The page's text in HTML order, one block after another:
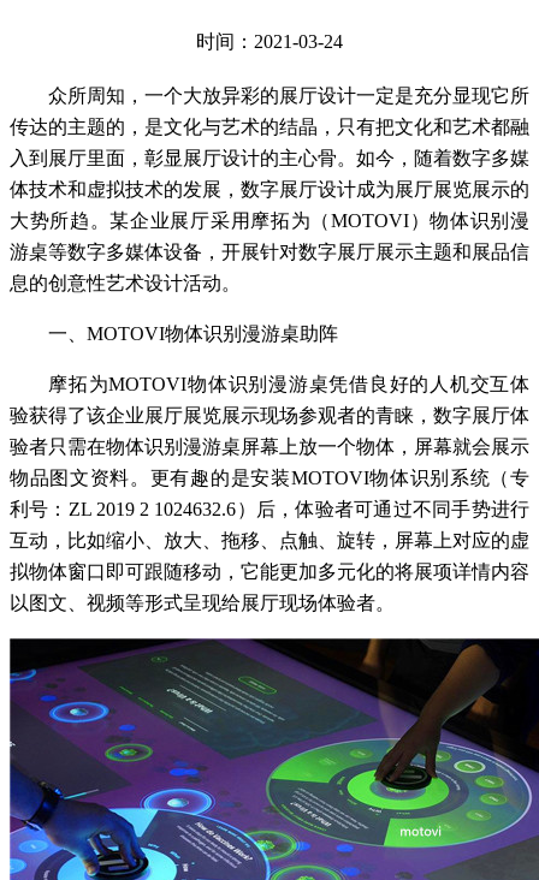
时间：2021-03-24
众所周知，一个大放异彩的展厅设计一定是充分显现它所
传达的主题的，是文化与艺术的结晶，只有把文化和艺术都融
入到展厅里面，彰显展厅设计的主心骨。如今，随着数字多媒
体技术和虚拟技术的发展，数字展厅设计成为展厅展览展示的
大势所趋。某企业展厅采用摩拓为（MOTOVI）物体识别漫
游桌等数字多媒体设备，开展针对数字展厅展示主题和展品信
息的创意性艺术设计活动。
一、MOTOVI物体识别漫游桌助阵
摩拓为MOTOVI物体识别漫游桌凭借良好的人机交互体
验获得了该企业展厅展览展示现场参观者的青睐，数字展厅体
验者只需在物体识别漫游桌屏幕上放一个物体，屏幕就会展示
物品图文资料。更有趣的是安装MOTOVI物体识别系统（专
利号：ZL 2019 2 1024632.6）后，体验者可通过不同手势进行
互动，比如缩小、放大、拖移、点触、旋转，屏幕上对应的虚
拟物体窗口即可跟随移动，它能更加多元化的将展项详情内容
以图文、视频等形式呈现给展厅现场体验者。